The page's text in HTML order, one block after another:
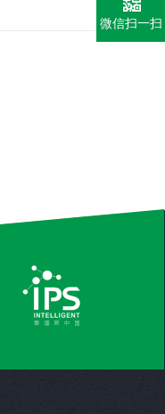
微信扫一扫